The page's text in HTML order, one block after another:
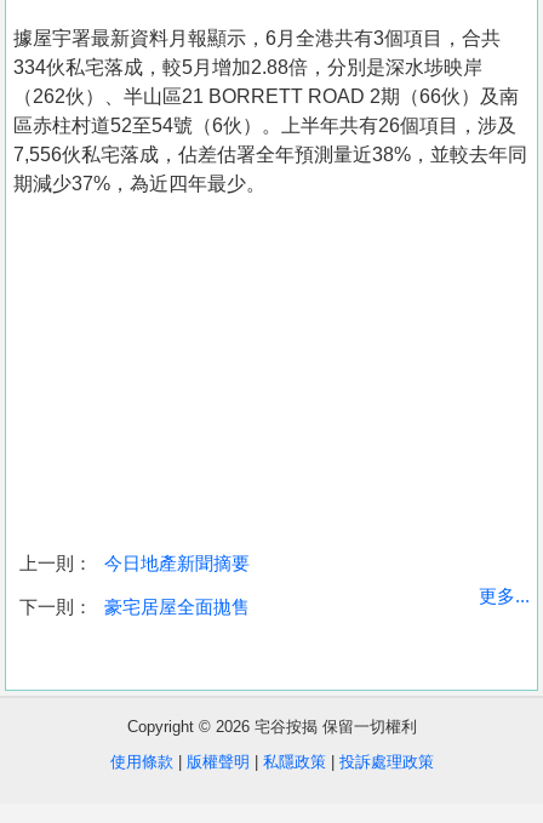
收
盤
據屋宇署最新資料月報顯示，6月全港共有3個項目，合共
334伙私宅落成，較5月增加2.88倍，分別是深水埗映岸
（262伙）、半山區21 BORRETT ROAD 2期（66伙）及南
區赤柱村道52至54號（6伙）。上半年共有26個項目，涉及
7,556伙私宅落成，佔差估署全年預測量近38%，並較去年同
期減少37%，為近四年最少。
上一則： 今日地產新聞摘要
下一則： 豪宅居屋全面拋售
更多...
Copyright © 2026 宅谷按揭 保留一切權利
使用條款
版權聲明 私隱政策| 投訴處理政策